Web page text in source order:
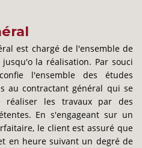
est chargé de l'ensemble de
la réalisation. Par souci
l'ensemble des études
au contractant général qui se
les travaux par des
En s'engageant sur un
le client est assuré que
en heure suivant un degré de